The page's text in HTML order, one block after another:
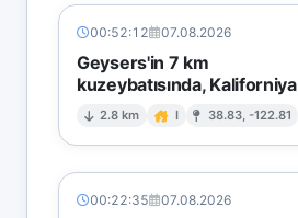
00:52:12 07.08.2026
Geysers'in 7 km
kuzeybatısında, Kaliforniya
2.8 km I 38.83, -122.81
00:22:35 07.08.2026